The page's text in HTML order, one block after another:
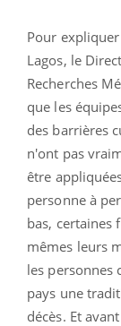
Pour
Lagos, le
Recherches
que les
des barrières
n'ont pas
être
personne à
bas, certaines
mêmes leurs
les personnes
pays une
décès. Et